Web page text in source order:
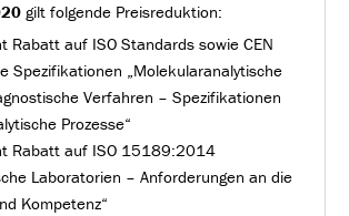
gilt folgende Preisreduktion:
Rabatt auf ISO Standards sowie CEN
Spezifikationen „Molekularanalytische
Verfahren – Spezifikationen
Prozesse“
Rabatt auf ISO 15189:2014
Laboratorien – Anforderungen an die
Kompetenz“